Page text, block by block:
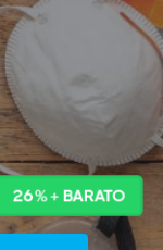
26% + BARATO